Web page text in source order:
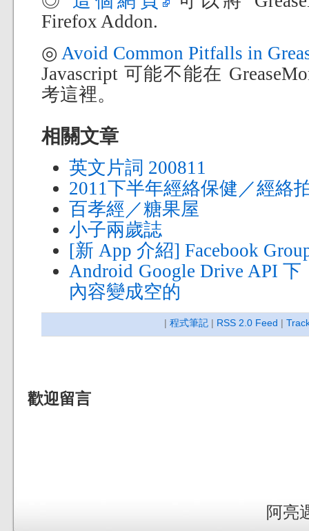
Firefox Addon.
◎ Avoid Common Pitfalls in
Javascript 可能不能在
考這裡。
相關文章
英文片詞 200811
2011下半年經絡保健／經絡
百孝經／糖果屋
小子兩歲誌
[新 App 介紹] Facebook
Android Google Drive API
內容變成空的
| 程式筆記 | RSS 2.0 Feed |
歡迎留言
阿亮